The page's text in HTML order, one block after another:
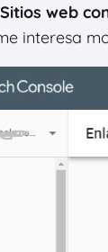
Sitios web
interesa